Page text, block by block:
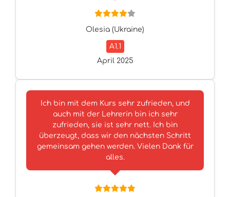
Olesia (Ukraine)
A1.1
April 2025
Ich bin mit dem Kurs sehr zufrieden, und
auch mit der Lehrerin bin ich sehr
zufrieden, sie ist sehr nett. Ich bin
überzeugt, dass wir den nächsten Schritt
gemeinsam gehen werden. Vielen Dank für
alles.